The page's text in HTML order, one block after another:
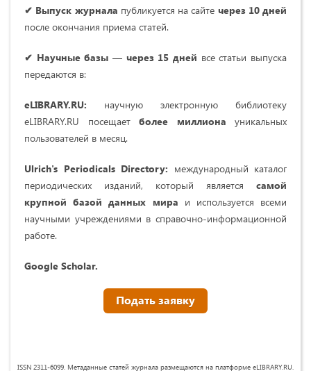
✔ Выпуск журнала публикуется на сайте через 10 дней
после окончания приема статей.
✔ Научные базы — через 15 дней все статьи выпуска
передаются в:
eLIBRARY.RU: научную электронную библиотеку
eLIBRARY.RU посещает более миллиона уникальных
пользователей в месяц.
Ulrich's Periodicals Directory: международный каталог
периодических изданий, который является самой
крупной базой данных мира и используется всеми
научными учреждениями в справочно-информационной
работе.
Google Scholar.
Подать заявку
ISSN 2311-6099. Метаданные статей журнала размещаются на платформе eLIBRARY.RU.